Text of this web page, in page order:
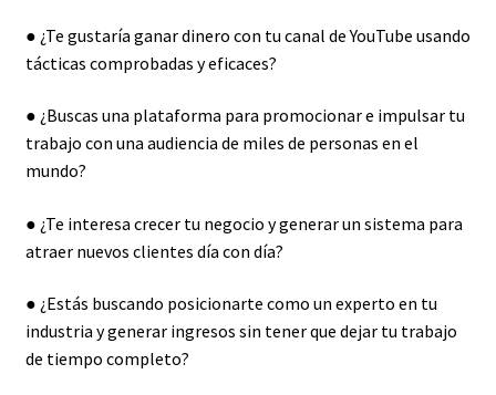
● ¿Te gustaría ganar dinero con tu canal de YouTube usando
tácticas comprobadas y eficaces?
● ¿Buscas una plataforma para promocionar e impulsar tu
trabajo con una audiencia de miles de personas en el
mundo?
● ¿Te interesa crecer tu negocio y generar un sistema para
atraer nuevos clientes día con día?
● ¿Estás buscando posicionarte como un experto en tu
industria y generar ingresos sin tener que dejar tu trabajo
de tiempo completo?